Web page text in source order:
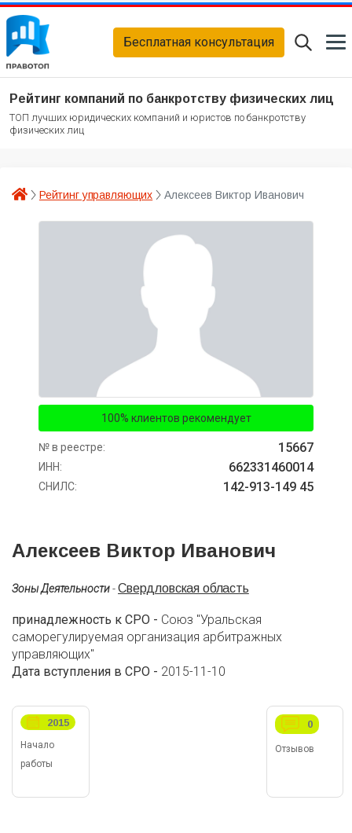
Бесплатная консультация
Рейтинг компаний по банкротству физических лиц
ТОП лучших юридических компаний и юристов по банкротству
физических лиц
Рейтинг управляющих Алексеев Виктор Иванович
100% клиентов рекомендует
№ в реестре: 15667
ИНН: 662331460014
СНИЛС: 142-913-149 45
Алексеев Виктор Иванович
Зоны Деятельности-Свердловская область
принадлежность к СРО - Союз "Уральская
саморегулируемая организация арбитражных
управляющих"
Дата вступления в СРО - 2015-11-10
Начало
работы
2015
Отзывов
0